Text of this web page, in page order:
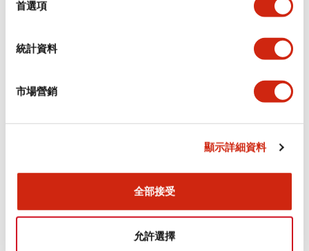
首選項
統計資料
市場營銷
顯示詳細資料
全部接受
允許選擇
文件和檔案